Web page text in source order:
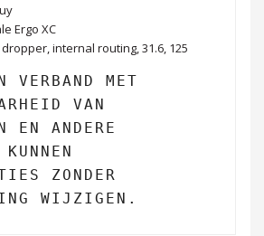
Ergo XC
internal routing, 31.6, 125
MET
VAN
EN ANDERE
ZONDER
WIJZIGEN.